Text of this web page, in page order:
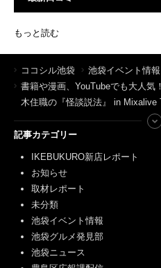
もっと読む
ココシル池袋
池袋イベント情報
書籍や漫画、YouTubeでも大人気
木住職の『怪談説法』 in Mixalive
記事カテゴリー
IKEBUKURO新店レポート
お知らせ
取材レポート
未分類
池袋イベント情報
池袋グルメ発見部
池袋ニュース